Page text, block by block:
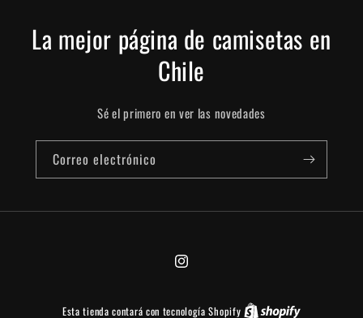
La mejor página de camisetas en
Chile
Sé el primero en ver las novedades
Correo electrónico
Instagram
Esta tienda contará con tecnología Shopify